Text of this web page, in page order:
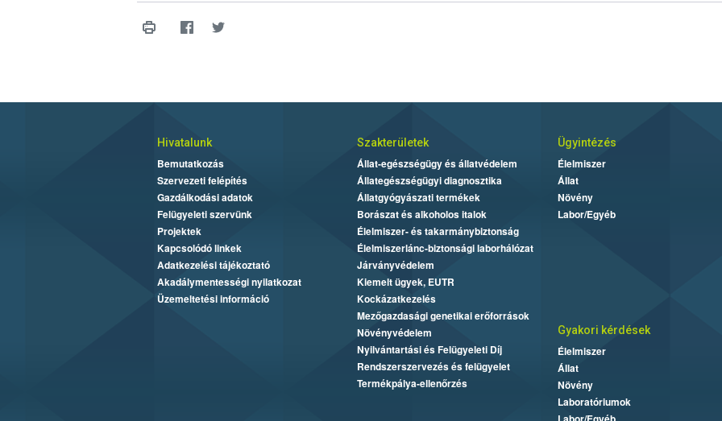
Hivatalunk
Bemutatkozás
Szervezeti felépítés
Gazdálkodási adatok
Felügyeleti szervünk
Projektek
Kapcsolódó linkek
Adatkezelési tájékoztató
Akadálymentességi nyilatkozat
Üzemeltetési információ
Szakterületek
Állat-egészségügy és állatvédelem
Állategészségügyi diagnosztika
Állatgyógyászati termékek
Borászat és alkoholos italok
Élelmiszer- és takarmánybiztonság
Élelmiszerlánc-biztonsági laborhálózat
Járványvédelem
Kiemelt ügyek, EUTR
Kockázatkezelés
Mezőgazdasági genetikai erőforrások
Növényvédelem
Nyilvántartási és Felügyeleti Díj
Rendszerszervezés és felügyelet
Termékpálya-ellenőrzés
Ügyintézés
Élelmiszer
Állat
Növény
Labor/Egyéb
Gyakori kérdések
Élelmiszer
Állat
Növény
Laboratóriumok